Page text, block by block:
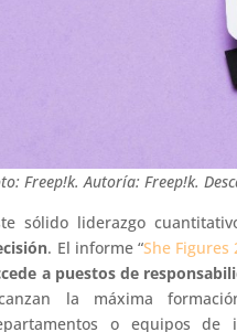
Freep!k. Autoría: Freep!k.
sólido liderazgo
. El informe “She Figures
a puestos de
la máxima
o equipos de